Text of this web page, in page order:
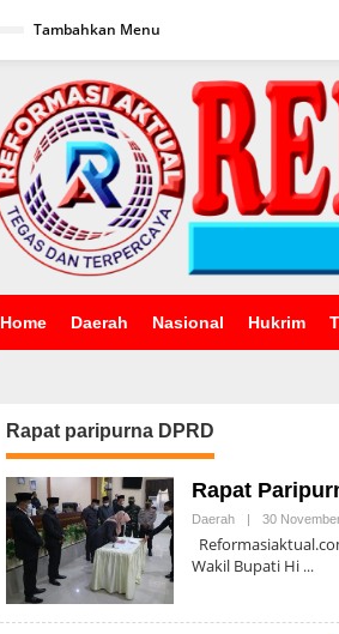
Tambahkan Menu
Home Daerah Nasional Hukrim
Rapat paripurna DPRD
Rapat
Daerah | 30
Wakil Bupati Hi